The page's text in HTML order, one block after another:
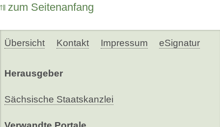
zum Seitenanfang
Übersicht Kontakt Impressum eSignatur
Herausgeber
Sächsische Staatskanzlei